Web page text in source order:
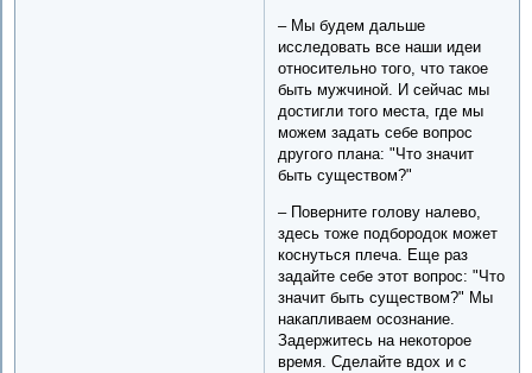
– Мы будем дальше
исследовать все наши идеи
относительно того, что такое
быть мужчиной. И сейчас мы
достигли того места, где мы
можем задать себе вопрос
другого плана: "Что значит
быть существом?"
– Поверните голову налево,
здесь тоже подбородок может
коснуться плеча. Еще раз
задайте себе этот вопрос: "Что
значит быть существом?" Мы
накапливаем осознание.
Задержитесь на некоторое
время. Сделайте вдох и с